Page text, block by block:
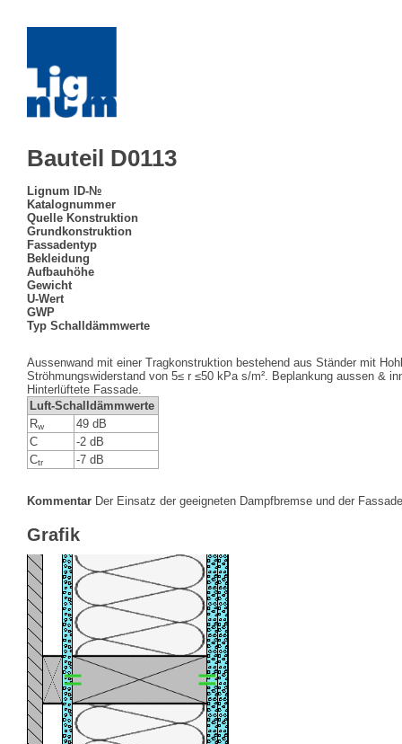
Bauteil D0113
Lignum ID-№
Katalognummer
Quelle Konstruktion
Grundkonstruktion
Fassadentyp
Bekleidung
Aufbauhöhe
Gewicht
U-Wert
GWP
Typ Schalldämmwerte
Aussenwand mit einer Tragkonstruktion bestehend aus Ständer mit
Ströhmungswiderstand von 5≤ r ≤50 kPa s/m². Beplankung aussen &
Hinterlüftete Fassade.
Luft-Schalldämmwerte
Rw
49 dB
C
-2 dB
Ctr -7 dB
Kommentar Der Einsatz der geeigneten Dampfbremse und der
Grafik